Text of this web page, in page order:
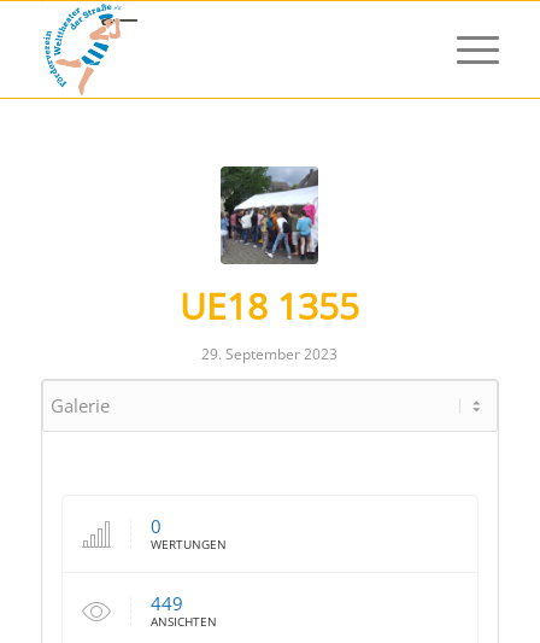
UE18 1355
29. September 2023
0
WERTUNGEN
449
ANSICHTEN